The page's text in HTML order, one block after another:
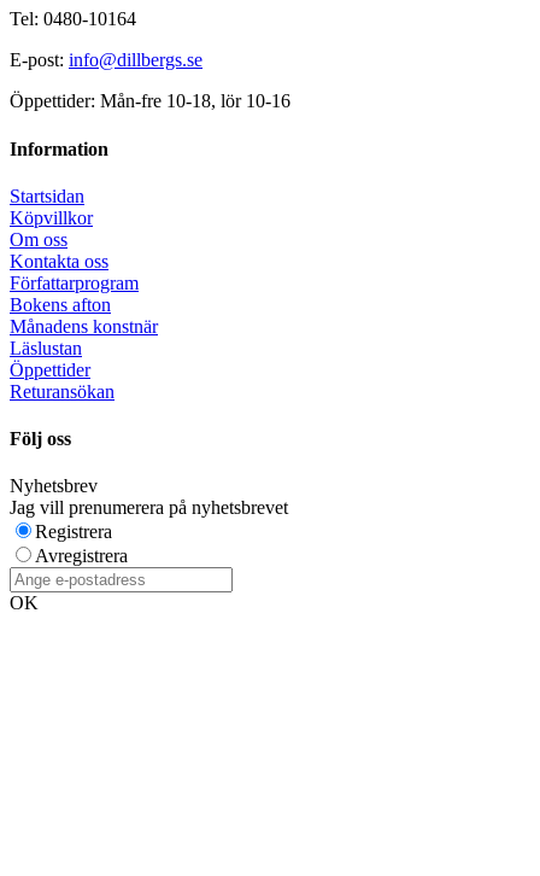
Tel: 0480-10164
E-post: info@dillbergs.se
Öppettider: Mån-fre 10-18, lör 10-16
Information
Startsidan
Köpvillkor
Om oss
Kontakta oss
Författarprogram
Bokens afton
Månadens konstnär
Läslustan
Öppettider
Returansökan
Följ oss
Nyhetsbrev
Jag vill prenumerera på nyhetsbrevet
Registrera
Avregistrera
OK